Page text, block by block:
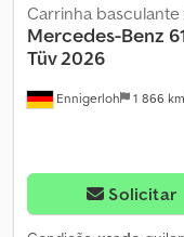
Ennigerloh 1 866 km
Carrinha
Mercedes-Benz
Tüv 2026
Solicitar